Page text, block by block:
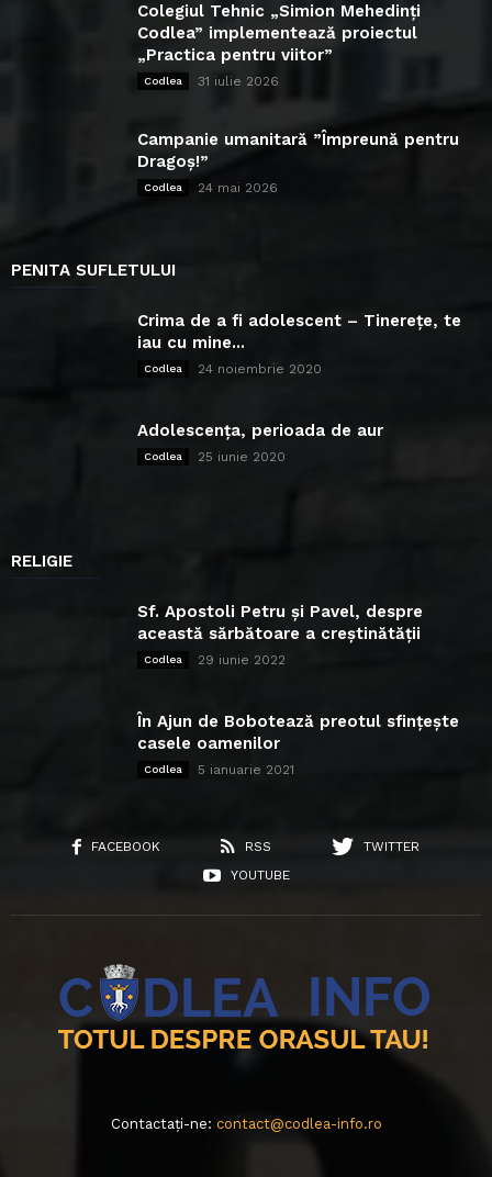
Colegiul Tehnic „Simion Mehedinți
Codlea” implementează proiectul
„Practica pentru viitor”
Codlea 31 iulie 2026
Campanie umanitară ”Împreună pentru
Dragoș!”
Codlea 24 mai 2026
PENITA SUFLETULUI
Crima de a fi adolescent – Tinerețe, te
iau cu mine...
Codlea 24 noiembrie 2020
Adolescența, perioada de aur
Codlea 25 iunie 2020
RELIGIE
Sf. Apostoli Petru și Pavel, despre
această sărbătoare a creștinătății
Codlea 29 iunie 2022
În Ajun de Bobotează preotul sfințește
casele oamenilor
Codlea 5 ianuarie 2021
FACEBOOK RSS
TWITTER
YOUTUBE
Contactați-ne: contact@codlea-info.ro